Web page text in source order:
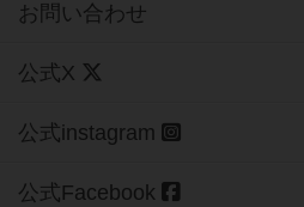
お問い合わせ
公式X
公式instagram
公式Facebook